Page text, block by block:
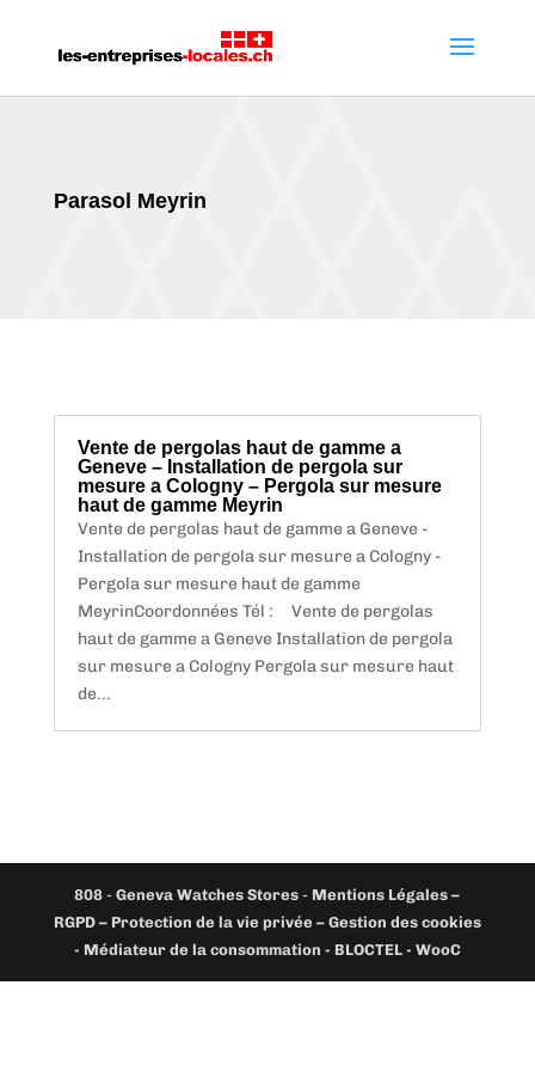
Parasol Meyrin
Vente de pergolas haut de gamme a
Geneve – Installation de pergola sur
mesure a Cologny – Pergola sur mesure
haut de gamme Meyrin
Vente de pergolas haut de gamme a Geneve -
Installation de pergola sur mesure a Cologny -
Pergola sur mesure haut de gamme
MeyrinCoordonnées Tél : Vente de pergolas
haut de gamme a Geneve Installation de pergola
sur mesure a Cologny Pergola sur mesure haut
de...
808 -Geneva Watches Stores - Mentions Légales –
RGPD – Protection de la vie privée – Gestion des cookies
- Médiateur de la consommation - BLOCTEL - WooC